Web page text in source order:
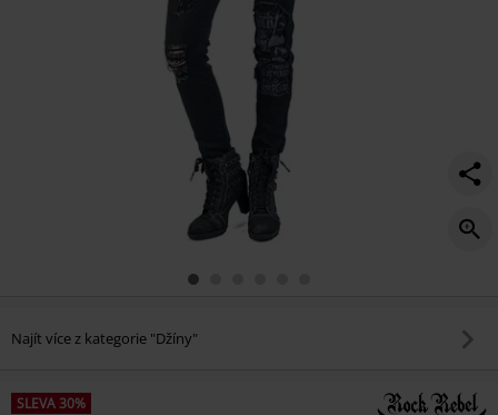
Najít více z kategorie "Džíny"
SLEVA 30%